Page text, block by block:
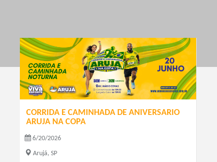
CORRIDA E CAMINHADA DE ANIVERSARIO
ARUJA NA COPA
6/20/2026
Arujá, SP